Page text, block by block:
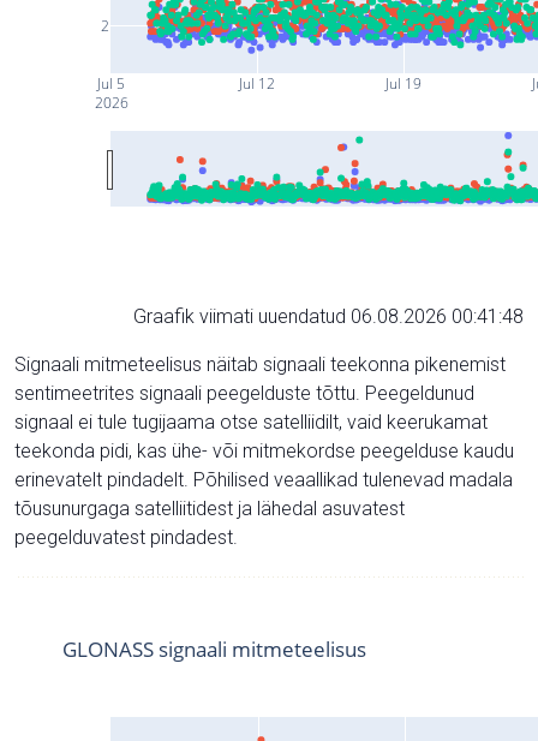
Jul 5
2026
Jul 12 Jul 19
2
Graafik viimati uuendatud 06.08.2026 00:41:48
Signaali mitmeteelisus näitab signaali teekonna pikenemist
sentimeetrites signaali peegelduste tõttu. Peegeldunud
signaal ei tule tugijaama otse satelliidilt, vaid keerukamat
teekonda pidi, kas ühe- või mitmekordse peegelduse kaudu
erinevatelt pindadelt. Põhilised veaallikad tulenevad madala
tõusunurgaga satelliitidest ja lähedal asuvatest
peegelduvatest pindadest.
GLONASS signaali mitmeteelisus